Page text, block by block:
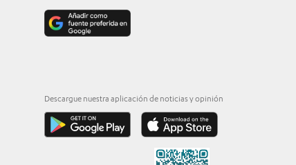
Descargue nuestra aplicación de noticias y opinión